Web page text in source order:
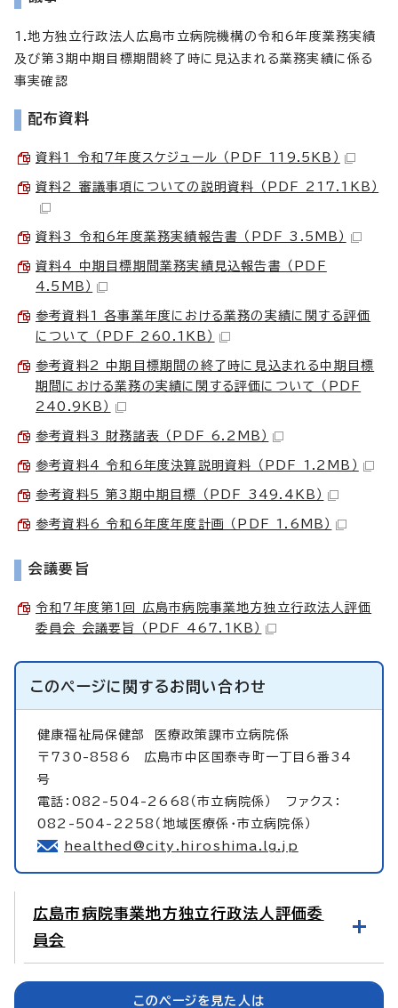
1.地方独立行政法人広島市立病院機構の令和6年度業務実績
及び第3期中期目標期間終了時に見込まれる業務実績に係る
事実確認
配布資料
資料1 令和7年度スケジュール （PDF 119.5KB）
資料2 審議事項についての説明資料 （PDF 217.1KB）
資料3 令和6年度業務実績報告書 （PDF 3.5MB）
資料4 中期目標期間業務実績見込報告書 （PDF
4.5MB）
参考資料1 各事業年度における業務の実績に関する評価
について （PDF 260.1KB）
参考資料2 中期目標期間の終了時に見込まれる中期目標
期間における業務の実績に関する評価について （PDF
240.9KB）
参考資料3 財務諸表 （PDF 6.2MB）
参考資料4 令和6年度決算説明資料 （PDF 1.2MB）
参考資料5 第3期中期目標 （PDF 349.4KB）
参考資料6 令和6年度年度計画 （PDF 1.6MB）
会議要旨
令和7年度第1回 広島市病院事業地方独立行政法人評価
委員会 会議要旨 （PDF 467.1KB）
このページに関するお問い合わせ
健康福祉局保健部
医療政策課市立病院係
〒730-8586 広島市中区国泰寺町一丁目6番34
号
電話：082-504-2668（市立病院係） ファクス：
082-504-2258（地域医療係・市立病院係）
healthed@city.hiroshima.lg.jp
広島市病院事業地方独立行政法人評価委
員会
このページを見た人は